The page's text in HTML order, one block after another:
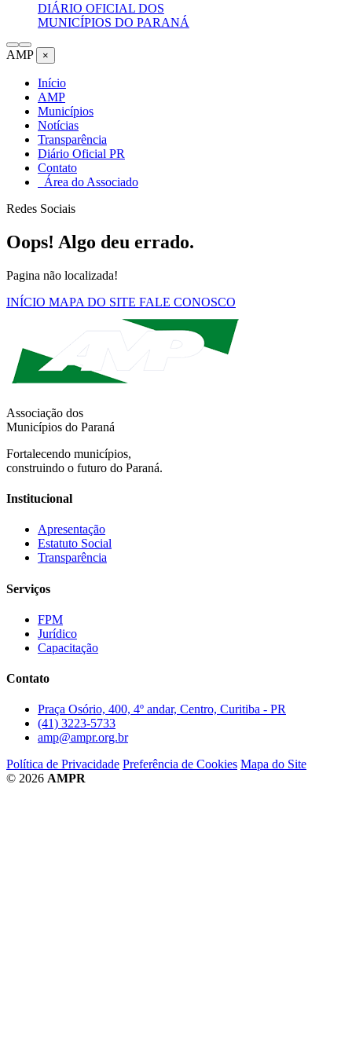
DIÁRIO OFICIAL DOS
MUNICÍPIOS DO PARANÁ
AMP ×
Início
AMP
Municípios
Notícias
Transparência
Diário Oficial PR
Contato
Área do Associado
Redes Sociais
Oops! Algo deu errado.
Pagina não localizada!
INÍCIO MAPA DO SITE FALE CONOSCO
Associação dos
Municípios do Paraná
Fortalecendo municípios,
construindo o futuro do Paraná.
Institucional
Apresentação
Estatuto Social
Transparência
Serviços
FPM
Jurídico
Capacitação
Contato
Praça Osório, 400, 4º andar, Centro, Curitiba - PR
(41) 3223-5733
amp@ampr.org.br
Política de Privacidade Preferência de Cookies Mapa do Site
© 2026 AMPR